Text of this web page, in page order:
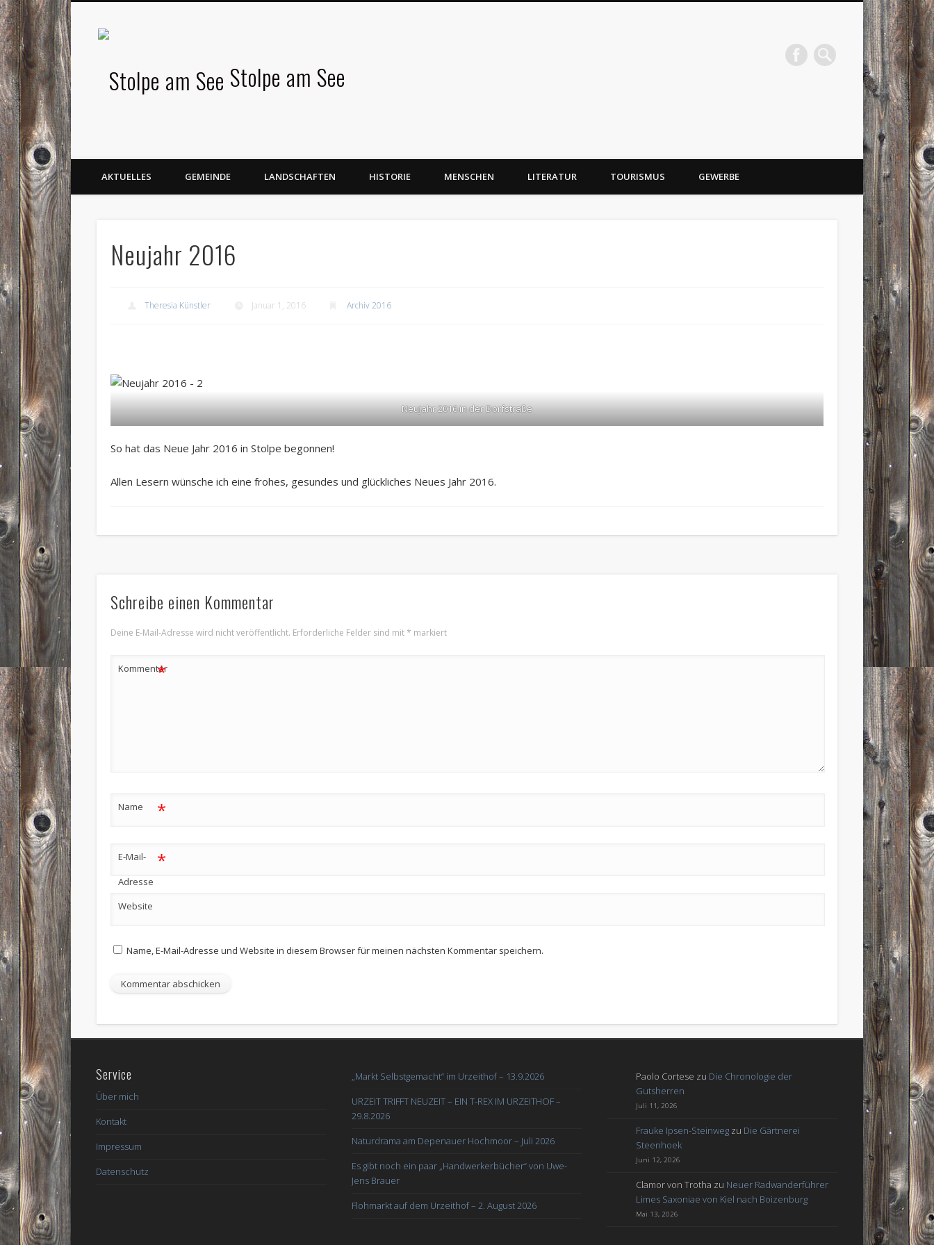
Stolpe am See
AKTUELLES GEMEINDE LANDSCHAFTEN HISTORIE MENSCHEN LITERATUR TOURISMUS GEWERBE
Neujahr 2016
Theresia Künstler Januar 1, 2016 Archiv 2016
Neujahr 2016 in der Dorfstraße
So hat das Neue Jahr 2016 in Stolpe begonnen!
Allen Lesern wünsche ich eine frohes, gesundes und glückliches Neues Jahr 2016.
Schreibe einen Kommentar
Deine E-Mail-Adresse wird nicht veröffentlicht. Erforderliche Felder sind mit* markiert
Kommentar
*
Name *
E-Mail-
Adresse
*
Website
Name, E-Mail-Adresse und Website in diesem Browser für meinen nächsten Kommentar speichern.
Service
Über mich
Kontakt
Impressum
Datenschutz
„Markt Selbstgemacht“ im Urzeithof – 13.9.2026
URZEIT TRIFFT NEUZEIT – EIN T-REX IM URZEITHOF –
29.8.2026
Naturdrama am Depenauer Hochmoor – Juli 2026
Es gibt noch ein paar „Handwerkerbücher“ von Uwe-
Jens Brauer
Flohmarkt auf dem Urzeithof – 2. August 2026
Paolo Cortese zu Die Chronologie der
Gutsherren
Juli 11, 2026
Frauke Ipsen-Steinweg zu Die Gärtnerei
Steenhoek
Juni 12, 2026
Clamor von Trotha zu Neuer Radwanderführer
Limes Saxoniae von Kiel nach Boizenburg
Mai 13, 2026